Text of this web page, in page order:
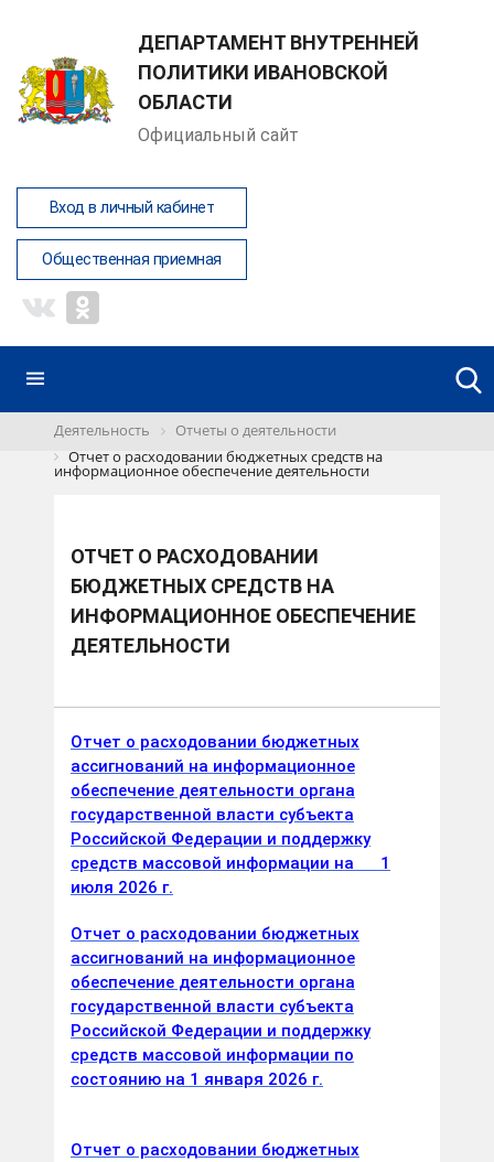
ДЕПАРТАМЕНТ ВНУТРЕННЕЙ
ПОЛИТИКИ ИВАНОВСКОЙ
ОБЛАСТИ
Официальный сайт
Вход в личный кабинет
Общественная приемная
Деятельность
Отчеты о деятельности
Отчет о расходовании бюджетных средств на
информационное обеспечение деятельности
ОТЧЕТ О РАСХОДОВАНИИ
БЮДЖЕТНЫХ СРЕДСТВ НА
ИНФОРМАЦИОННОЕ ОБЕСПЕЧЕНИЕ
ДЕЯТЕЛЬНОСТИ
Отчет о расходовании бюджетных
ассигнований на информационное
обеспечение деятельности органа
государственной власти субъекта
Российской Федерации и поддержку
средств массовой информации на 1
июля 2026 г.
Отчет о расходовании бюджетных
ассигнований на информационное
обеспечение деятельности органа
государственной власти субъекта
Российской Федерации и поддержку
средств массовой информации по
состоянию на 1 января 2026 г.
Отчет о расходовании бюджетных